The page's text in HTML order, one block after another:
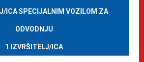
ICA SPECIJALNIM VOZILOM ZA
ODVODNJU
1 IZVRŠITELJ/ICA